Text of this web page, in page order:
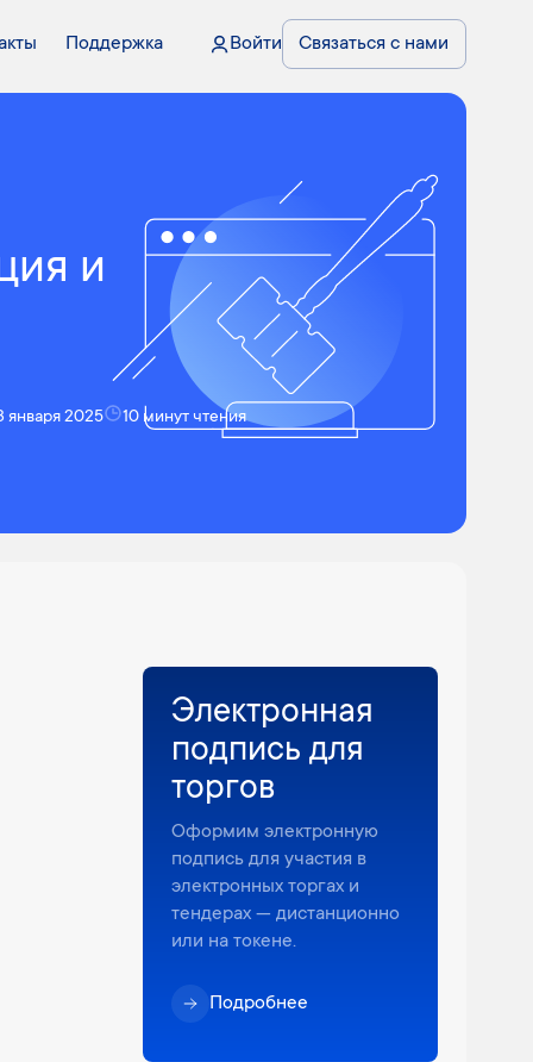
Поддержка Войти Связаться с нами
и
января 2025 10 минут чтения
Электронная
подпись для
торгов
Оформим электронную
подпись для участия в
электронных торгах и
тендерах — дистанционно
или на токене.
Подробнее